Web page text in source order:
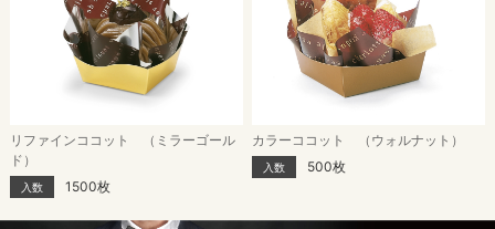
リファインココット （ミラーゴール
ド）
入数 1500枚
カラーココット （ウォルナット）
入数 500枚